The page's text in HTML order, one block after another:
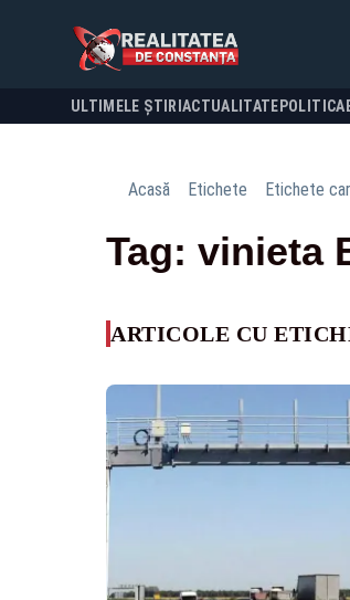
ULTIMELE ȘTIRI ACTUALITATE POLITICA
Acasă Etichete Etichete
Tag: vinieta
ARTICOLE CU